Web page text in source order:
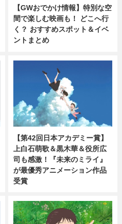
【GWおでかけ情報】特別な空
間で楽しむ映画も！ どこへ行
く？ おすすめスポット＆イベ
ントまとめ
【第42回日本アカデミー賞】
上白石萌歌＆黒木華＆役所広
司も感激！『未来のミライ』
が最優秀アニメーション作品
受賞